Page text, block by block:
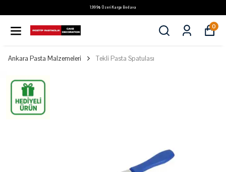
1.999₺ Üzeri Kargo Bedava
0
Ankara Pasta Malzemeleri Tekli Pasta Spatulası